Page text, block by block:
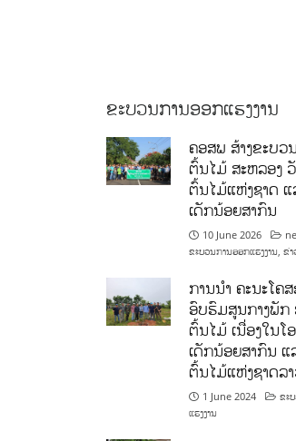
ຂະບວນການອອກແຮງງານ
ຄອສພ ສ້າງຂະບວ
ຕົ້ນໄມ້ ສະຫລອງ
ຕົ້ນໄມ້ແຫ່ງຊາດ ແ
ເດັກນ້ອຍສາກົນ
10 June 2026
ຂະບວນການອອກແຮງງານ, ຂ່າ
ການນໍາ ຄະນະໂຄສ
ອົບຮົມສູນກາງພັກ
ຕົ້ນໄມ້ ເນື່ອງໃນໂ
ເດັກນ້ອຍສາກົນ ແ
ຕົ້ນໄມ້ແຫ່ງຊາດລ
1 June 2024
ຂະ
ແຮງງານ